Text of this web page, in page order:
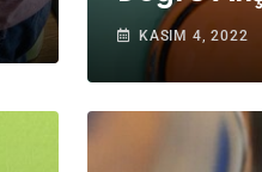
KASIM 4, 2022